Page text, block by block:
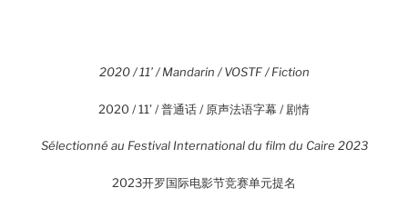
2020 / 11’ / Mandarin / VOSTF / Fiction
2020 / 11’ / 普通话 / 原声法语字幕 / 剧情
Sélectionné au Festival International du film du Caire 2023
2023开罗国际电影节竞赛单元提名